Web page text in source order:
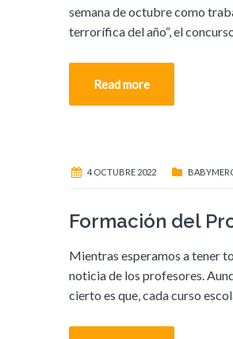
semana de octubre como
terrorífica del año“, el
Read more
4 OCTUBRE 2022
Formación del
Mientras esperamos a tener
noticia de los profesores.
cierto es que, cada curso